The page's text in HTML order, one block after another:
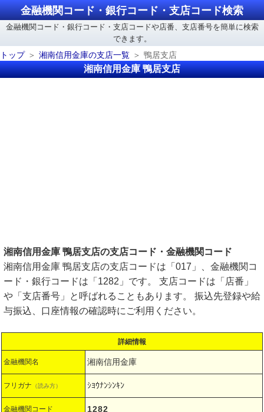
金融機関コード・銀行コード・支店コード検索
金融機関コード・銀行コード・支店コードや店番、支店番号を簡単に検索
できます。
トップ
湘南信用金庫の支店一覧 鴨居支店
湘南信用金庫 鴨居支店
湘南信用金庫 鴨居支店の支店コード・金融機関コード
湘南信用金庫 鴨居支店の支店コードは「017」、金融機関コ
ード・銀行コードは「1282」です。 支店コードは「店番」
や「支店番号」と呼ばれることもあります。 振込先登録や給
与振込、口座情報の確認時にご利用ください。
詳細情報
金融機関名 湘南信用金庫
フリガナ （読み方） ｼﾖｳﾅﾝｼﾝｷﾝ
金融機関コード 1282